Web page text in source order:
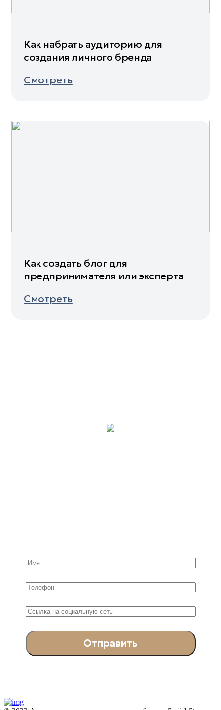
Как набрать аудиторию для
создания личного бренда
Смотреть
Как создать блог для
предпринимателя или эксперта
Смотреть